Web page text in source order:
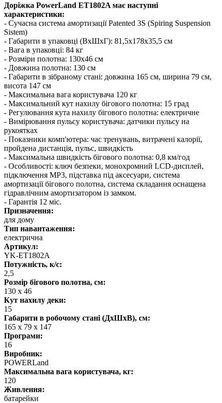
Доріжка PowerLand ET1802A має наступні
характеристики:
- Сучасна система амортизації Patented 3S (Spiring Suspension
Sistem)
- Габарити в упаковці (ВхШхГ): 81,5x178x35,5 см
- Вага в упаковці: 84 кг
- Розміри полотна: 130x46 см
- Довжина полотна: 130 см
- Габарити в зібраному стані: довжина 165 см, ширина 79 см,
висота 147 см
- Максимальна вага користувача 120 кг
- Максимальний кут нахилу бігового полотна: 15 град
- Регулювання кута нахилу бігового полотна: електричне
- Вимірювання пульсу користувача: датчики пульсу на
рукоятках
- Показники комп'ютера: час тренувань, витрачені калорії,
пройдена дистанція, пульс, швидкість
- Максимальна швидкість бігового полотна: 0,8 км/год
- Особливості: ключ безпеки, монохромний LCD-дисплей,
підключення MP3, підставка під аксесуари, система
амортизації бігового полотна, система складання оснащена
гідравлічним амортизатором із замком.
- Гарантія 12 міс.
Призначення:
для дому
Тип навантаження:
електрична
Артикул:
YK-ET1802A
Потужність, к/с:
2,5
Розмір бігового полотна, см:
130 х 46
Кут нахилу деки:
15
Габарити в робочому стані (ДхШхВ), см:
165 х 79 х 147
Програми:
16
Виробник:
POWERLand
Максимальна вага користувача, кг:
120
Живлення:
батарейки